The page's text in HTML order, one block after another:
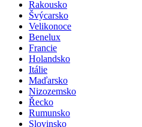
Rakousko
Švýcarsko
Velikonoce
Benelux
Francie
Holandsko
Itálie
Maďarsko
Nizozemsko
Řecko
Rumunsko
Slovinsko